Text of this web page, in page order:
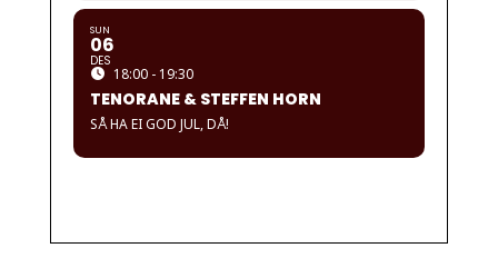
SUN
06
DES
18:00 - 19:30
TENORANE & STEFFEN HORN
SÅ HA EI GOD JUL, DÅ!